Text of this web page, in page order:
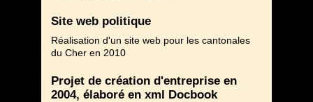
Site web politique
Réalisation d'un site web pour les cantonales
du Cher en 2010
Projet de création d'entreprise en
2004, élaboré en xml Docbook